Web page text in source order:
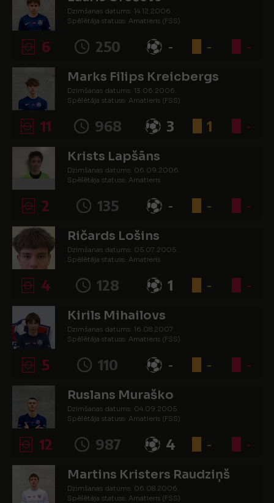
Dzimšanas datums: 14.12.2006.
Spēlētāja statuss: Amatieris (FSS)
6 250 - - -
Marks Filips Kreicbergs
Dzimšanas datums: 13.06.2006.
Spēlētāja statuss: Amatieris (FSS)
11 968 3 1 -
Krists Lapšāns
Dzimšanas datums: 06.09.2006.
Spēlētāja statuss: Amatieris
2 135 - - -
Ričards Lošins
Dzimšanas datums: 05.07.2005.
Spēlētāja statuss: Amatieris
4 128 1 - -
Kirils Mihailovs
Dzimšanas datums: 16.08.2007.
Spēlētāja statuss: Amatieris (FSS)
5 110 - - -
Ruslans Muraško
Dzimšanas datums: 04.09.2005.
Spēlētāja statuss: Amatieris (FSS)
12 987 4 - -
Martins Kristers Raudziņš
Dzimšanas datums: 06.08.2006.
Spēlētāja statuss: Amatieris (FSS)